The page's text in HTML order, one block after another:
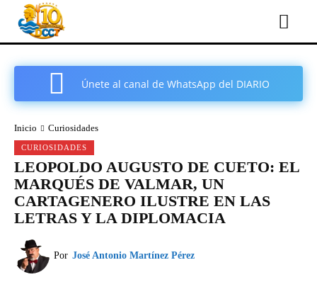
Únete al canal de WhatsApp del DIARIO
Inicio Curiosidades
CURIOSIDADES
LEOPOLDO AUGUSTO DE CUETO: EL
MARQUÉS DE VALMAR, UN
CARTAGENERO ILUSTRE EN LAS
LETRAS Y LA DIPLOMACIA
Por José Antonio Martínez Pérez